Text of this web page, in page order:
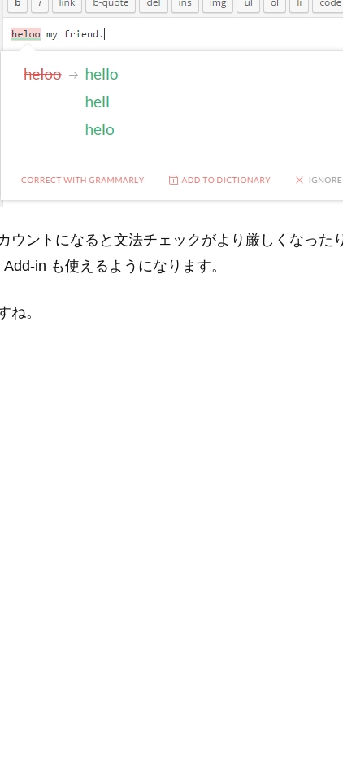
ウントになると文法チェックがより厳しくなった
in も使えるようになります。
ね。